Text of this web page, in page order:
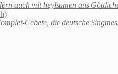
auch mit heylsamen aus
Gebete, die deutsche